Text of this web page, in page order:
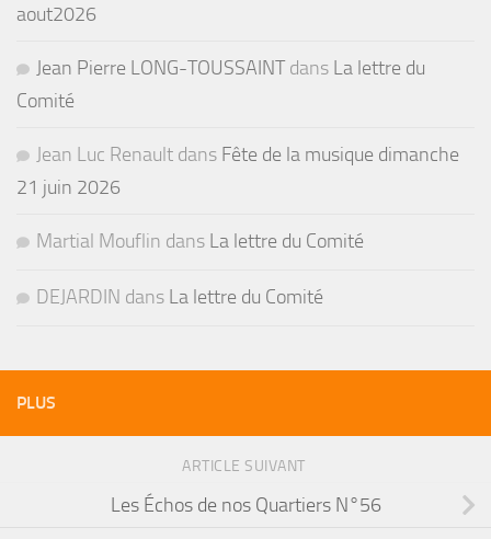
aout2026
Jean Pierre LONG-TOUSSAINTdans La lettre du
Comité
Jean Luc Renault dans Fête de la musique dimanche
21 juin 2026
Martial Mouflin dans La lettre du Comité
DEJARDIN dans La lettre du Comité
PLUS
ARTICLE SUIVANT
Les Échos de nos Quartiers N°56